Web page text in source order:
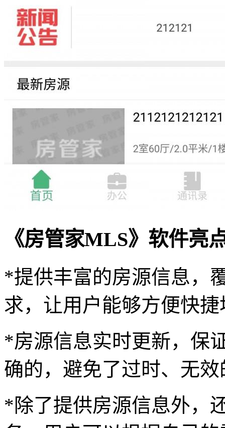
《房管家MLS》软件亮
*提供丰富的房源信息，
求，让用户能够方便快
*房源信息实时更新，保
确的，避免了过时、无
*除了提供房源信息外，